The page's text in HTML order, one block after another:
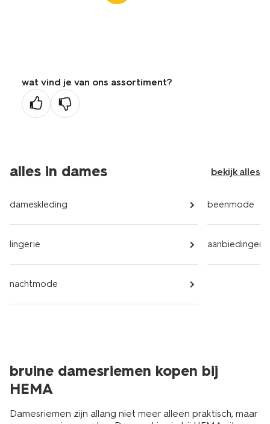
wat vind je van ons assortiment?
alles in dames bekijk alles
dameskleding
lingerie
nachtmode
beenmode
aanbiedingen
bruine damesriemen kopen bij
HEMA
Damesriemen zijn allang niet meer alleen praktisch, maar